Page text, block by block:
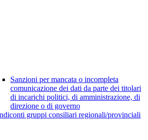
Sanzioni per mancata o incompleta
comunicazione dei dati da parte dei titolari
di incarichi politici, di amministrazione, di
direzione o di governo
gruppi consiliari regionali/provinciali